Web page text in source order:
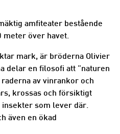
amfiteater bestående
meter över havet.
mark, är bröderna Olivier
delar en filosofi att ”naturen
av vinrankor och
krossas och försiktigt
insekter som lever där.
även en ökad